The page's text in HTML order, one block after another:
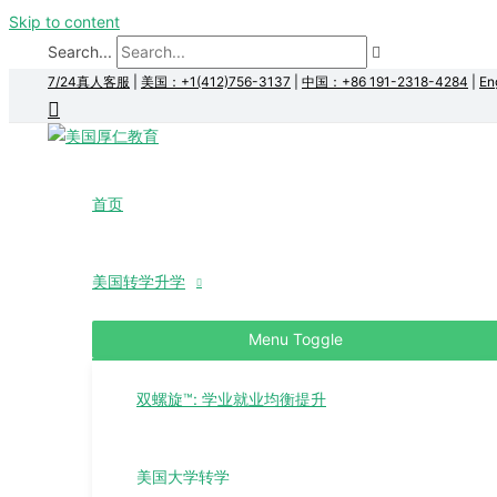
Skip to content
Search...
7/24真人客服 美国：+1(412)756-3137 中国：+86 191-2318-4284
首页
美国转学升学
Menu Toggle
双螺旋™: 学业就业均衡提升
美国大学转学